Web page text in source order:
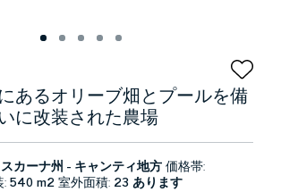
あるオリーブ畑とプールを備
に改装された農場
スカーナ州 - キャンティ地方価格帯:
:540 m2室外面積: 23 あります